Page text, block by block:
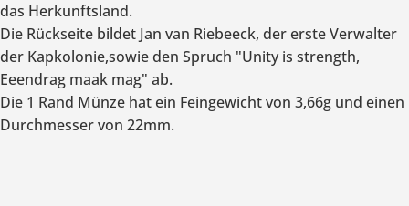
das Herkunftsland.
Die Rückseite bildet Jan van Riebeeck, der erste Verwalter
der Kapkolonie,sowie den Spruch "Unity is strength,
Eeendrag maak mag" ab.
Die 1 Rand Münze hat ein Feingewicht von 3,66g und einen
Durchmesser von 22mm.